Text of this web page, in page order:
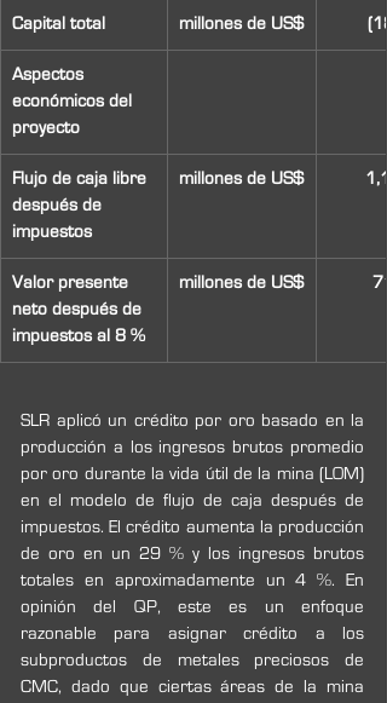
Capital total millones de US$
Aspectos
económicos del
proyecto
Flujo de caja libre
después de
impuestos
millones de US$
Valor presente
neto después de
impuestos al 8 %
millones de US$
SLR aplicó un crédito por oro basado en la
producción a los ingresos brutos promedio
por oro durante la vida útil de la mina (LOM)
en el modelo de flujo de caja después de
impuestos. El crédito aumenta la producción
de oro en un 29 % y los ingresos brutos
totales en aproximadamente un 4 %. En
opinión del QP, este es un enfoque
razonable para asignar crédito a los
subproductos de metales preciosos de
CMC, dado que ciertas áreas de la mina